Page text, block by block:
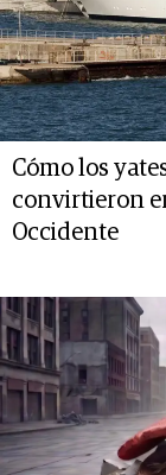
Cómo los
convirtieron
Occidente